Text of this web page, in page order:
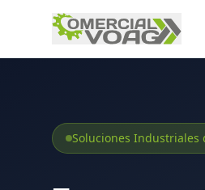
Soluciones Industriales